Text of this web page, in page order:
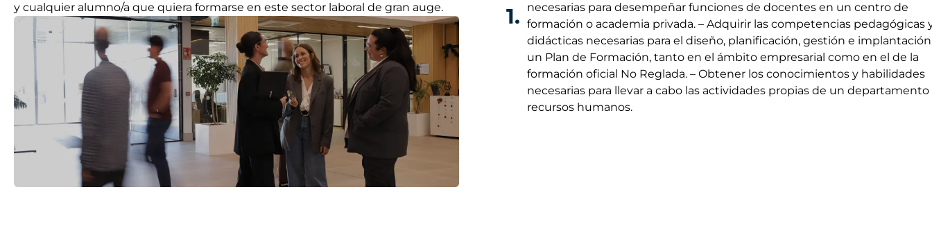
y cualquier alumno/a que quiera formarse en este sector laboral de gran auge.
1.
necesarias para desempeñar funciones de docentes en un centro de
formación o academia privada. – Adquirir las competencias pedagógicas
didácticas necesarias para el diseño, planificación, gestión e
un Plan de Formación, tanto en el ámbito empresarial como en el de la
formación oficial No Reglada. – Obtener los conocimientos y habilidades
necesarias para llevar a cabo las actividades propias de un departamento
recursos humanos.